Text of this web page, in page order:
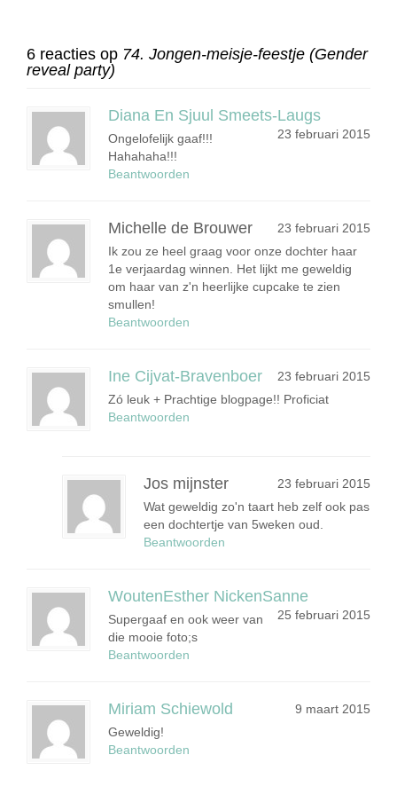
6 reacties op 74. Jongen-meisje-feestje (Gender
reveal party)
Diana En Sjuul Smeets-Laugs
23 februari 2015
Ongelofelijk gaaf!!!
Hahahaha!!!
Beantwoorden
Michelle de Brouwer
23 februari 2015
Ik zou ze heel graag voor onze dochter haar
1e verjaardag winnen. Het lijkt me geweldig
om haar van z'n heerlijke cupcake te zien
smullen!
Beantwoorden
Ine Cijvat-Bravenboer
23 februari 2015
Zó leuk + Prachtige blogpage!! Proficiat
Beantwoorden
Jos mijnster
23 februari 2015
Wat geweldig zo'n taart heb zelf ook pas
een dochtertje van 5weken oud.
Beantwoorden
WoutenEsther NickenSanne
25 februari 2015
Supergaaf en ook weer van
die mooie foto;s
Beantwoorden
Miriam Schiewold
9 maart 2015
Geweldig!
Beantwoorden